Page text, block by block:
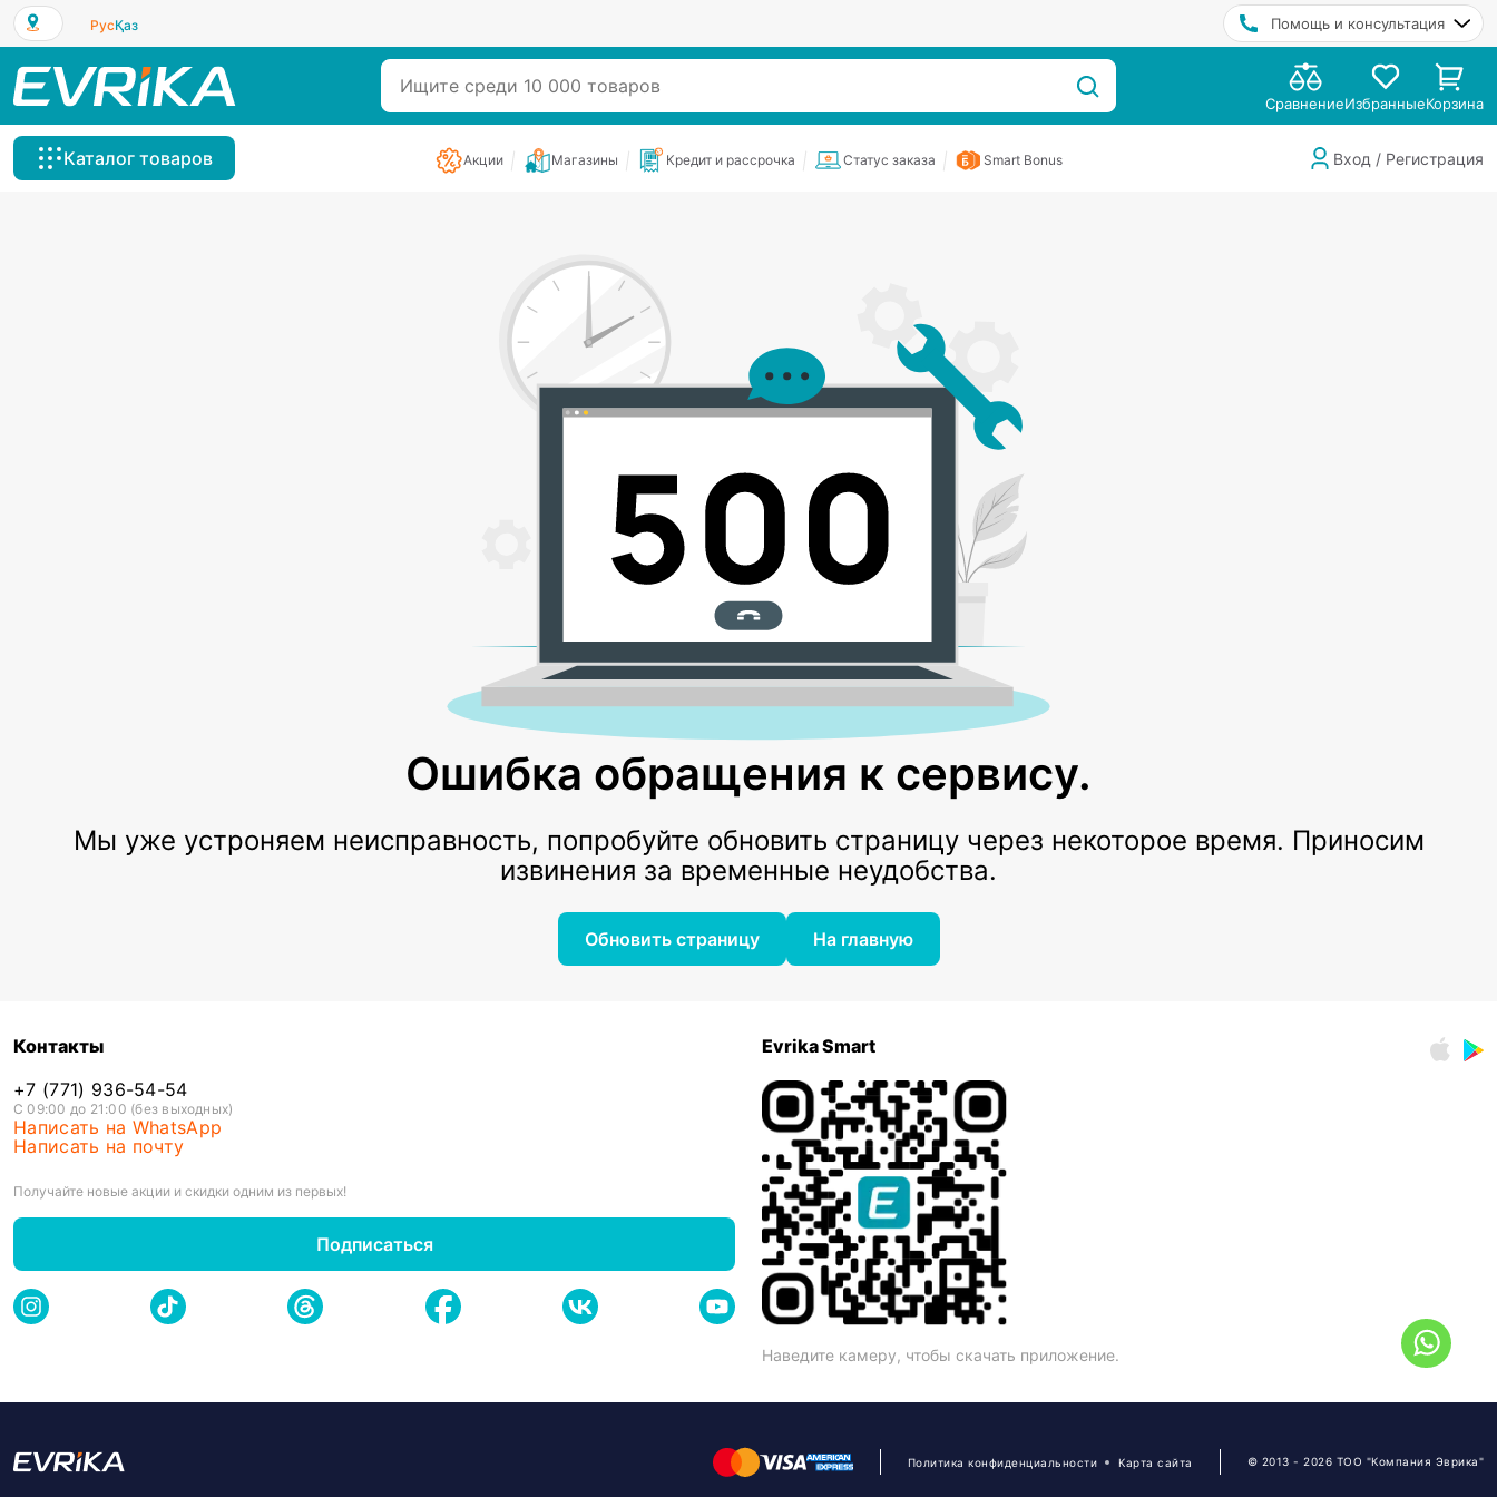
РусҚаз Помощь и консультация
СравнениеИзбранныеКорзина
Каталог товаров Акции Магазины Кредит и рассрочка Статус заказа Smart Bonus Вход / Регистрация
Ошибка обращения к сервису.
Мы уже устроняем неисправность, попробуйте обновить страницу через некоторое время. Приносим
извинения за временные неудобства.
Обновить страницу На главную
Контакты
+7 (771) 936-54-54
С 09:00 до 21:00 (без выходных)
Написать на WhatsApp
Написать на почту
Получайте новые акции и скидки одним из первых!
Подписаться
Evrika Smart
Наведите камеру, чтобы скачать приложение.
Политика конфиденциальности Карта сайта © 2013 - 2026 ТОО "Компания Эврика"